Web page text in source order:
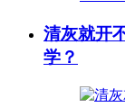
清灰就开
学？